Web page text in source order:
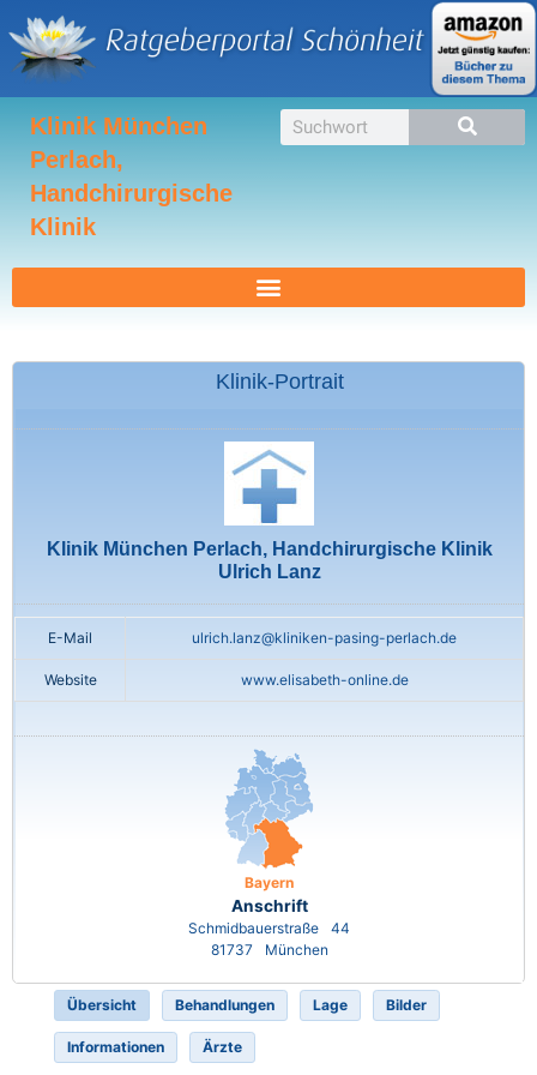
Inhalt
springen
Klinik München
Perlach,
Handchirurgische
Klinik
Suche
Klinik-Portrait
Klinik München Perlach, Handchirurgische Klinik
Ulrich Lanz
E-Mail ulrich.lanz@kliniken-pasing-perlach.de
Website www.elisabeth-online.de
Bayern
Anschrift
Schmidbauerstraße
44
81737
München
Übersicht Behandlungen Lage Bilder
Informationen Ärzte